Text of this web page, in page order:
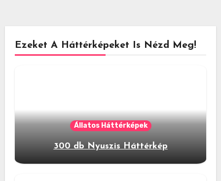
Ezeket A Háttérképeket Is Nézd Meg!
Állatos Háttérképek
300 db Nyuszis Háttérkép